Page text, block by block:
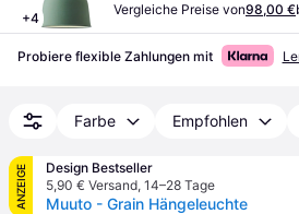
+4
Lampensockel: G9
Vergleiche Preise von98,00 €
Probiere flexible Zahlungen mit
Farbe Empfohlen
ANZEIGE
Design Bestseller
5,90 € Versand, 14–28 Tage
Muuto - Grain Hängeleuchte